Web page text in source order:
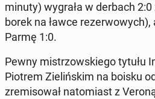
minuty) wygrała w derbach
borek na ławce rez­er­wowych),
Parmę 1:0.
Pewny mis­tr­zowskiego tytułu
Piotrem Zielińskim na boisku
zremisował nato­mi­ast z